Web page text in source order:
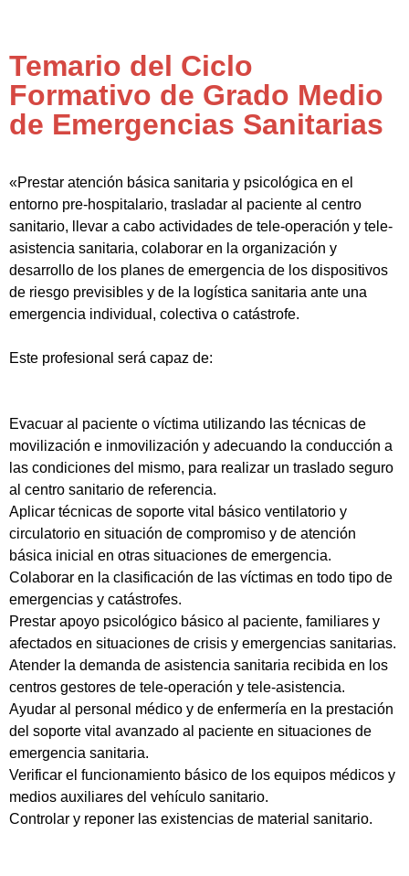
Temario del Ciclo
Formativo de Grado Medio
de Emergencias Sanitarias
«Prestar atención básica sanitaria y psicológica en el
entorno pre-hospitalario, trasladar al paciente al centro
sanitario, llevar a cabo actividades de tele-operación y tele-
asistencia sanitaria, colaborar en la organización y
desarrollo de los planes de emergencia de los dispositivos
de riesgo previsibles y de la logística sanitaria ante una
emergencia individual, colectiva o catástrofe.
Este profesional será capaz de:
Evacuar al paciente o víctima utilizando las técnicas de
movilización e inmovilización y adecuando la conducción a
las condiciones del mismo, para realizar un traslado seguro
al centro sanitario de referencia.
Aplicar técnicas de soporte vital básico ventilatorio y
circulatorio en situación de compromiso y de atención
básica inicial en otras situaciones de emergencia.
Colaborar en la clasificación de las víctimas en todo tipo de
emergencias y catástrofes.
Prestar apoyo psicológico básico al paciente, familiares y
afectados en situaciones de crisis y emergencias sanitarias.
Atender la demanda de asistencia sanitaria recibida en los
centros gestores de tele-operación y tele-asistencia.
Ayudar al personal médico y de enfermería en la prestación
del soporte vital avanzado al paciente en situaciones de
emergencia sanitaria.
Verificar el funcionamiento básico de los equipos médicos y
medios auxiliares del vehículo sanitario.
Controlar y reponer las existencias de material sanitario.